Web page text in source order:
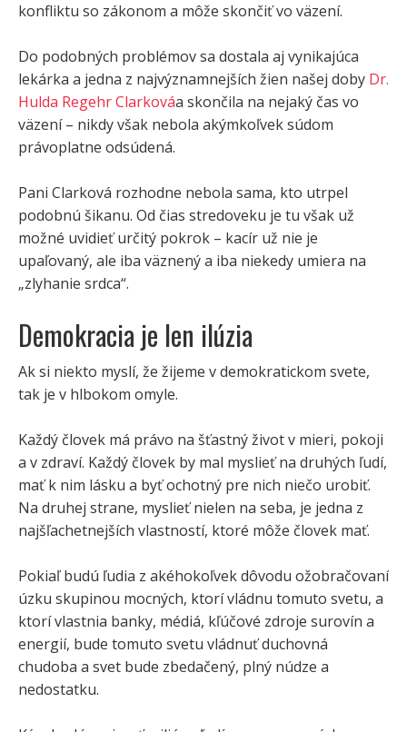
konfliktu so zákonom a môže skončiť vo väzení.
Do podobných problémov sa dostala aj vynikajúca
lekárka a jedna z najvýznamnejších žien našej doby Dr.
Hulda Regehr Clarkováa skončila na nejaký čas vo
väzení – nikdy však nebola akýmkoľvek súdom
právoplatne odsúdená.
Pani Clarková rozhodne nebola sama, kto utrpel
podobnú šikanu. Od čias stredoveku je tu však už
možné uvidieť určitý pokrok – kacír už nie je
upaľovaný, ale iba väznený a iba niekedy umiera na
„zlyhanie srdca“.
Demokracia je len ilúzia
Ak si niekto myslí, že žijeme v demokratickom svete,
tak je v hlbokom omyle.
Každý človek má právo na šťastný život v mieri, pokoji
a v zdraví. Každý človek by mal myslieť na druhých ľudí,
mať k nim lásku a byť ochotný pre nich niečo urobiť.
Na druhej strane, myslieť nielen na seba, je jedna z
najšľachetnejších vlastností, ktoré môže človek mať.
Pokiaľ budú ľudia z akéhokoľvek dôvodu ožobračovaní
úzku skupinou mocných, ktorí vládnu tomuto svetu, a
ktorí vlastnia banky, médiá, kľúčové zdroje surovín a
energií, bude tomuto svetu vládnuť duchovná
chudoba a svet bude zbedačený, plný núdze a
nedostatku.